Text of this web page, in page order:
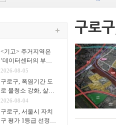
<기고> 주거지역은
‘데이터센터의 부
지’가 아니다
2026-08-05
구로구, 폭염기간 도
로 물청소 강화, 살수
차7대 투입 무더위 식
힌다
2026-08-04
구로구, 서울시 자치
구 평가 1등급 선정…